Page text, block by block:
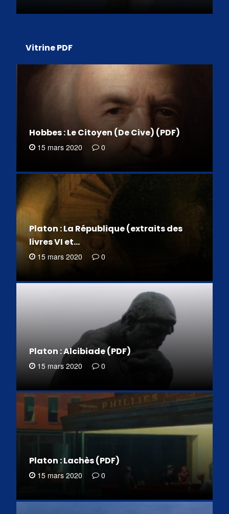
Vitrine PDF
Hobbes : Le Citoyen (De Cive) (PDF)
15 mars 2020 0
Platon : La République (extraits des
livres VI et…
15 mars 2020 0
Platon : Alcibiade (PDF)
15 mars 2020 0
Platon : Lachès (PDF)
15 mars 2020 0